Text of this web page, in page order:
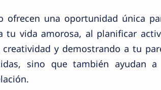
ofrecen una oportunidad única
tu vida amorosa, al planificar
creatividad y demostrando a tu
sino que también ayudan